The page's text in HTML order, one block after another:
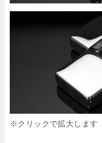
※クリックで拡大します